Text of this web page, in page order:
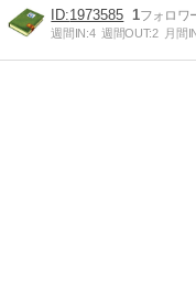
1973585 1
週間IN:4 週間OUT:2 月間